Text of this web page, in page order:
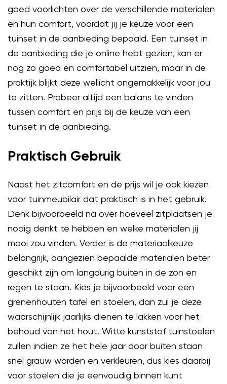
goed voorlichten over de verschillende materialen
en hun comfort, voordat jij je keuze voor een
tuinset in de aanbieding bepaald. Een tuinset in
de aanbieding die je online hebt gezien, kan er
nog zo goed en comfortabel uitzien, maar in de
praktijk blijkt deze wellicht ongemakkelijk voor jou
te zitten. Probeer altijd een balans te vinden
tussen comfort en prijs bij de keuze van een
tuinset in de aanbieding.
Praktisch Gebruik
Naast het zitcomfort en de prijs wil je ook kiezen
voor tuinmeubilair dat praktisch is in het gebruik.
Denk bijvoorbeeld na over hoeveel zitplaatsen je
nodig denkt te hebben en welke materialen jij
mooi zou vinden. Verder is de materiaalkeuze
belangrijk, aangezien bepaalde materialen beter
geschikt zijn om langdurig buiten in de zon en
regen te staan. Kies je bijvoorbeeld voor een
grenenhouten tafel en stoelen, dan zul je deze
waarschijnlijk jaarlijks dienen te lakken voor het
behoud van het hout. Witte kunststof tuinstoelen
zullen indien ze het hele jaar door buiten staan
snel grauw worden en verkleuren, dus kies daarbij
voor stoelen die je eenvoudig binnen kunt